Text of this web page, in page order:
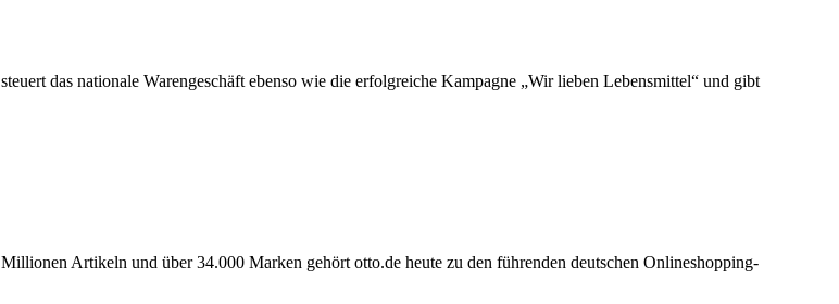
das nationale Warengeschäft ebenso wie die erfolgreiche Kampagne „Wir lieben Lebensmittel“ und gibt
Artikeln und über 34.000 Marken gehört otto.de heute zu den führenden deutschen Onlineshopping-